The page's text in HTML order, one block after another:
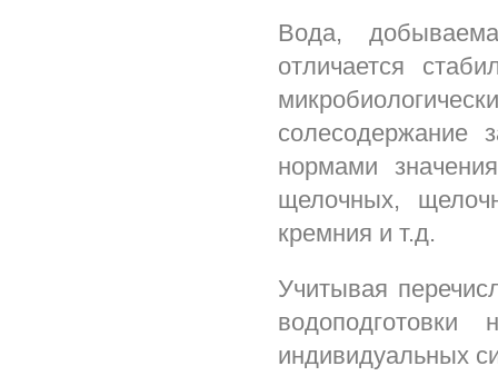
Вода,
отличается
солесодержание
нормами
щелочных,
кремния и т.д.
Учитывая
индивидуальных